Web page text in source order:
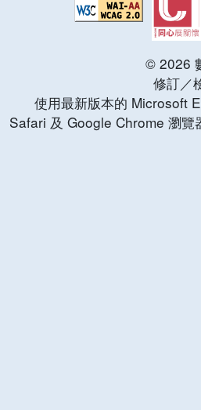
© 2026
修訂／
使用最新版本的 Microsoft
Safari 及 Google Chrome 瀏覽